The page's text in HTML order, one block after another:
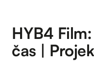
HYB4
čas |